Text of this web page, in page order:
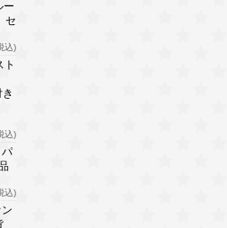
ー
セ
込)
ト
込)
パ
込)
ン